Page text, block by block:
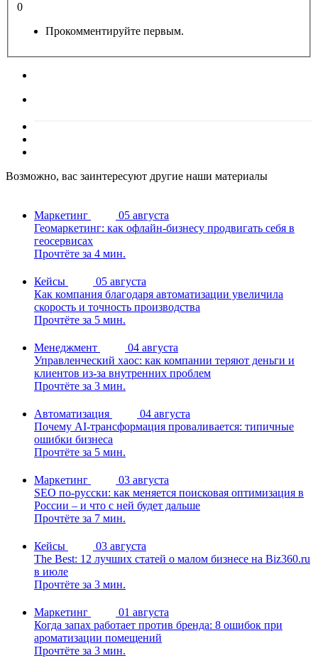
0
Прокомментируйте первым.
Возможно, вас заинтересуют другие наши материалы
Маркетинг
05 августа
Геомаркетинг: как офлайн-бизнесу продвигать себя в
геосервисах
Прочтёте за 4 мин.
Кейсы
05 августа
Как компания благодаря автоматизации увеличила
скорость и точность производства
Прочтёте за 5 мин.
Менеджмент
04 августа
Управленческий хаос: как компании теряют деньги и
клиентов из-за внутренних проблем
Прочтёте за 3 мин.
Автоматизация
04 августа
Почему AI-трансформация проваливается: типичные
ошибки бизнеса
Прочтёте за 5 мин.
Маркетинг
03 августа
SEO по-русски: как меняется поисковая оптимизация в
России – и что с ней будет дальше
Прочтёте за 7 мин.
Кейсы
03 августа
The Best: 12 лучших статей о малом бизнесе на Biz360.ru
в июле
Прочтёте за 3 мин.
Маркетинг
01 августа
Когда запах работает против бренда: 8 ошибок при
ароматизации помещений
Прочтёте за 3 мин.